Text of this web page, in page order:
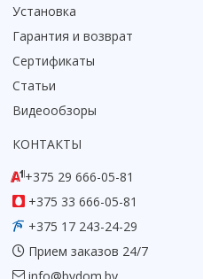
Установка
Гарантия и возврат
Сертификаты
Статьи
Видеообзоры
КОНТАКТЫ
+375 29 666-05-81
+375 33 666-05-81
+375 17 243-24-29
Прием заказов 24/7